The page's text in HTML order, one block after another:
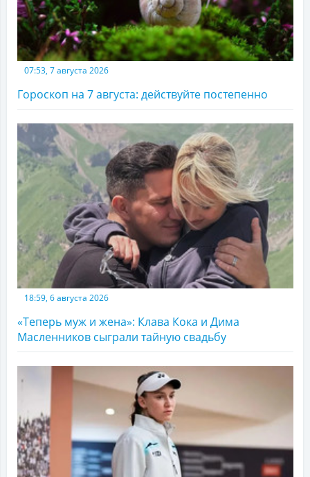
07:53, 7 августа 2026
Гороскоп на 7 августа: действуйте постепенно
18:59, 6 августа 2026
«Теперь муж и жена»: Клава Кока и Дима
Масленников сыграли тайную свадьбу